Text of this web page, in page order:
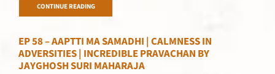
CONTINUE READING
EP 58 – AAPTTI MA SAMADHI | CALMNESS IN
ADVERSITIES | INCREDIBLE PRAVACHAN BY
JAYGHOSH SURI MAHARAJA